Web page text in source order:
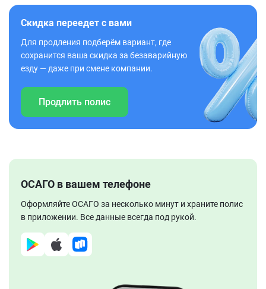
Скидка переедет с вами
Для продления подберём вариант, где
сохранится ваша скидка за безаварийную
езду — даже при смене компании.
Продлить полис
ОСАГО в вашем телефоне
Оформляйте ОСАГО за несколько минут и храните полис
в приложении. Все данные всегда под рукой.